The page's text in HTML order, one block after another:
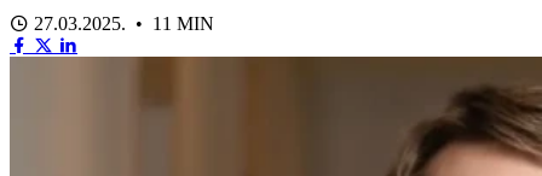
27.03.2025. • 11 MIN